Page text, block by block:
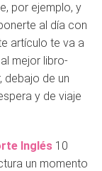
por ejemplo, y
al día con
artículo te va a
mejor libro-
debajo de un
y de viaje
Inglés 10
un momento